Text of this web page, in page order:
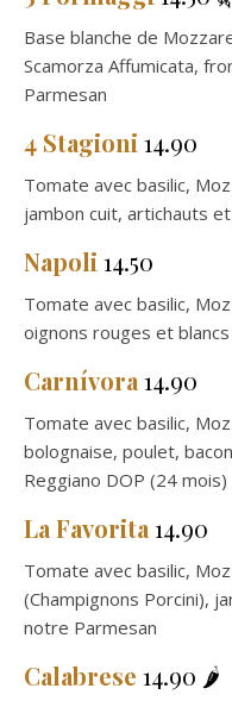
Base blanche de
Scamorza Affumicata,
Parmesan
4 Stagioni 14.90
Tomate avec basilic,
jambon cuit, artichauts
Napoli 14.50
Tomate avec basilic,
oignons rouges et
Carnívora 14.90
Tomate avec basilic,
bolognaise, poulet,
Reggiano DOP (24 mois)
La Favorita 14.90
Tomate avec basilic,
(Champignons Porcini),
notre Parmesan
Calabrese 14.90 🌶️